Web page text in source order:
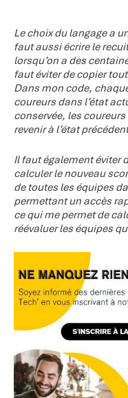
Le choix du langage a
faut aussi écrire le
lorsqu’on a des
faut éviter de copier
Dans mon code,
coureurs dans l’état
conservée, les
revenir à l’état
Il faut également éviter
calculer le nouveau
de toutes les équipes
permettant un accès
ce qui me permet de
réévaluer les équipes